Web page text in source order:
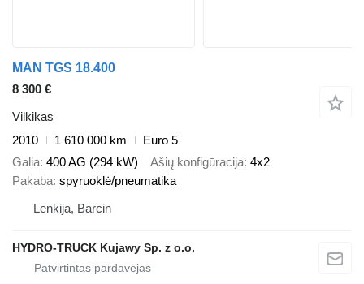
MAN TGS 18.400
8 300 €
Vilkikas
2010
1 610 000 km
Euro 5
Galia 400 AG (294 kW) Ašių konfigūracija 4x2
Pakaba spyruoklė/pneumatika
Lenkija, Barcin
HYDRO-TRUCK Kujawy Sp. z o.o.